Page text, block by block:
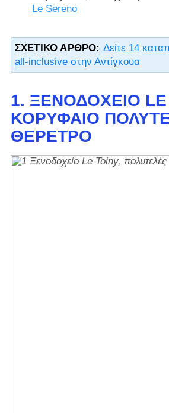
Le Sereno
ΣΧΕΤΙΚΌ ΆΡΘΡΟ: Δείτε 14
all-inclusive στην Αντίγκουα
1. ΞΕΝΟΔΟΧΕΊΟ LE
ΚΟΡΥΦΑΊΟ
ΘΈΡΕΤΡΟ